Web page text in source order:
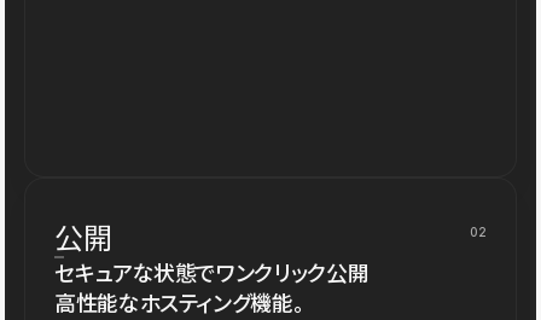
公開 02
セキュアな状態でワンクリック公開
高性能なホスティング機能。